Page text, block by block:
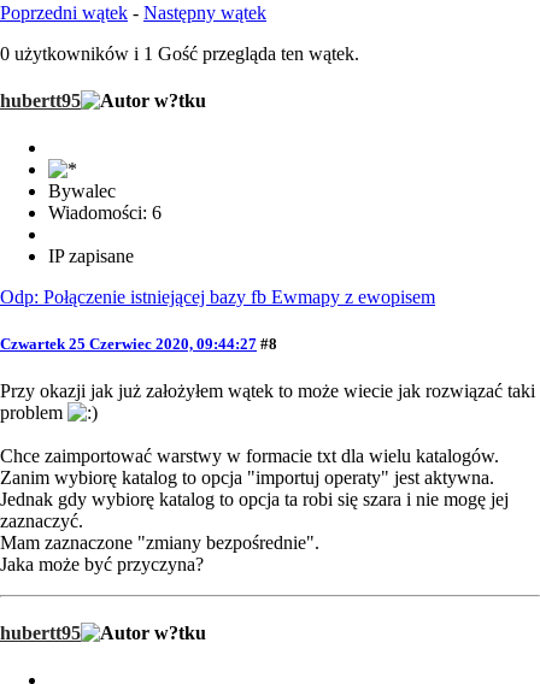
Poprzedni wątek - Następny wątek
0 użytkowników i 1 Gość przegląda ten wątek.
hubertt95
Bywalec
Wiadomości: 6
IP zapisane
Odp: Połączenie istniejącej bazy fb Ewmapy z ewopisem
Czwartek 25 Czerwiec 2020, 09:44:27 #8
Przy okazji jak już założyłem wątek to może wiecie jak rozwiązać taki
problem
Chce zaimportować warstwy w formacie txt dla wielu katalogów.
Zanim wybiorę katalog to opcja "importuj operaty" jest aktywna.
Jednak gdy wybiorę katalog to opcja ta robi się szara i nie mogę jej
zaznaczyć.
Mam zaznaczone "zmiany bezpośrednie".
Jaka może być przyczyna?
hubertt95